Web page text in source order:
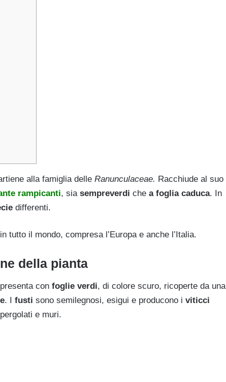
alla famiglia delle Ranunculaceae. Racchiude al suo
rampicanti, siasempreverdi che a foglia caduca. In
differenti.
tutto il mondo, compresa l’Europa e anche l’Italia.
della pianta
con foglie verdi, di colore scuro, ricoperte da una
. I fusti sono semilegnosi, esigui e producono i viticci
e muri.